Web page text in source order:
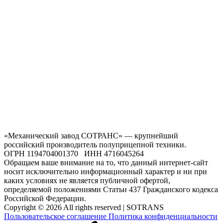
«Механический завод СОТРАНС» — крупнейший
российский производитель полуприцепной техники.
ОГРН 1194704001370 ИНН 4716045264
Обращаем ваше внимание на то, что данный интернет-сайт
носит исключительно информационный характер и ни при
каких условиях не является публичной офертой,
определяемой положениями Статьи 437 Гражданского кодекса
Российской Федерации.
Copyright © 2026 All rights reserved | SOTRANS
Пользовательское соглашение Политика конфиденциальности